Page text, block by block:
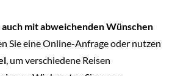
auch mit abweichenden Wünschen
Sie eine Online-Anfrage oder nutzen
, um verschiedene Reisen